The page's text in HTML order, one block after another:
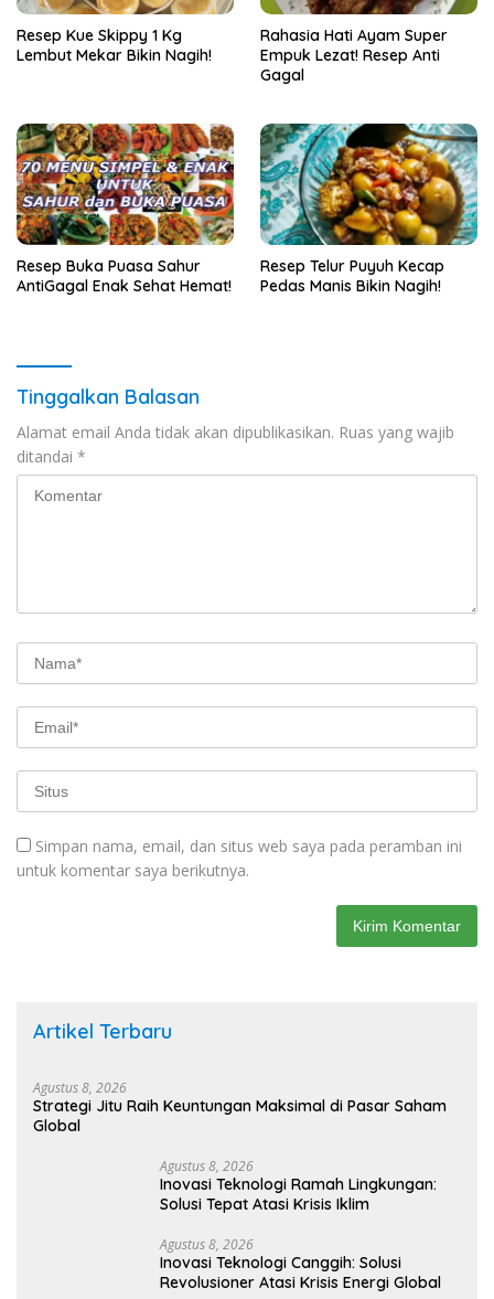
Resep Kue Skippy 1 Kg
Lembut Mekar Bikin Nagih!
Rahasia Hati Ayam Super
Empuk Lezat! Resep Anti
Gagal
Resep Buka Puasa Sahur
AntiGagal Enak Sehat Hemat!
Resep Telur Puyuh Kecap
Pedas Manis Bikin Nagih!
Tinggalkan Balasan
Alamat email Anda tidak akan dipublikasikan. Ruas yang wajib
ditandai *
Simpan nama, email, dan situs web saya pada peramban ini
untuk komentar saya berikutnya.
Artikel Terbaru
Agustus 8, 2026
Strategi Jitu Raih Keuntungan Maksimal di Pasar Saham
Global
Agustus 8, 2026
Inovasi Teknologi Ramah Lingkungan:
Solusi Tepat Atasi Krisis Iklim
Agustus 8, 2026
Inovasi Teknologi Canggih: Solusi
Revolusioner Atasi Krisis Energi Global